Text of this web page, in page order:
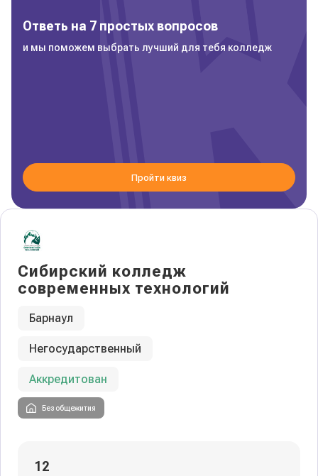
Сибирский колледж
современных технологий
Барнаул
Негосударственный
Аккредитован
Без общежития
12
Ответь на 7 простых вопросов
и мы поможем выбрать лучший для тебя колледж
Пройти квиз